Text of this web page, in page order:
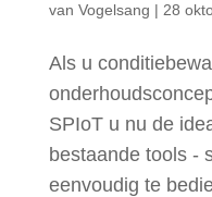
van Vogelsang | 28
Als u
SPIoT u nu de
bestaande tools -
eenvoudig te